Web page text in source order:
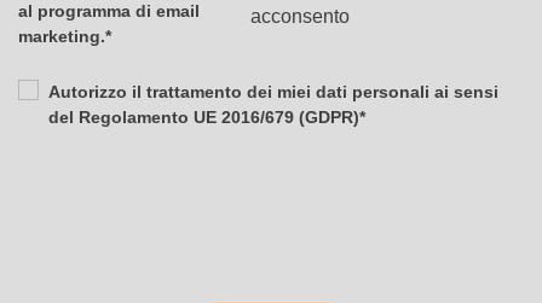
al programma di email
marketing.*
acconsento
Autorizzo il trattamento dei miei dati personali ai sensi
del Regolamento UE 2016/679 (GDPR)*